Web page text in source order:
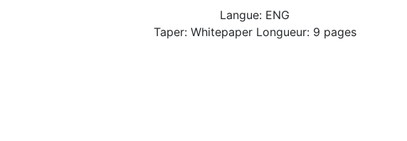
Langue: ENG
Taper: Whitepaper Longueur: 9 pages